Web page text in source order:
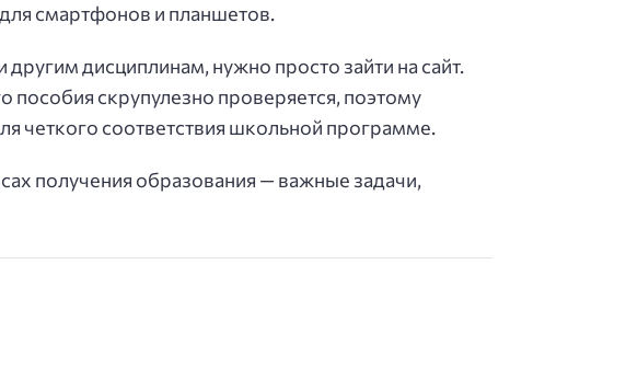
смартфонов и планшетов.
дисциплинам, нужно просто зайти на сайт.
пособия скрупулезно проверяется, поэтому
четкого соответствия школьной программе.
получения образования — важные задачи,